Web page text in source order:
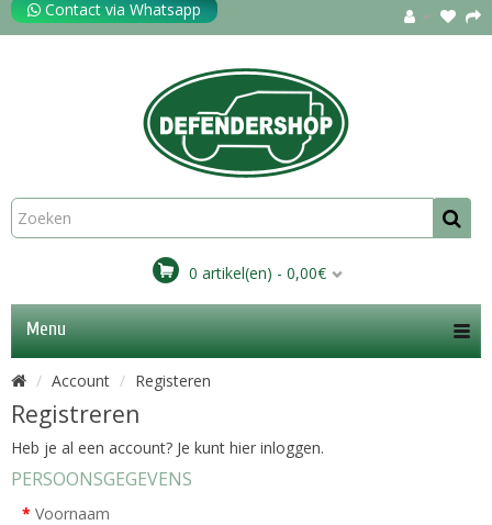
Contact via Whatsapp
0 artikel(en) - 0,00€
Menu
Account Registeren
Registreren
Heb je al een account? Je kunt hier inloggen.
PERSOONSGEGEVENS
Voornaam